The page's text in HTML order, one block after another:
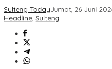
Sulteng TodayJumat, 26 Juni
Headline, Sulteng